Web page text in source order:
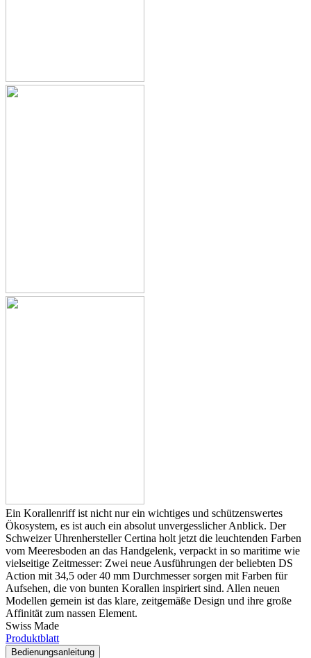
Ein Korallenriff ist nicht nur ein wichtiges und schützenswertes
Ökosystem, es ist auch ein absolut unvergesslicher Anblick. Der
Schweizer Uhrenhersteller Certina holt jetzt die leuchtenden Farben
vom Meeresboden an das Handgelenk, verpackt in so maritime wie
vielseitige Zeitmesser: Zwei neue Ausführungen der beliebten DS
Action mit 34,5 oder 40 mm Durchmesser sorgen mit Farben für
Aufsehen, die von bunten Korallen inspiriert sind. Allen neuen
Modellen gemein ist das klare, zeitgemäße Design und ihre große
Affinität zum nassen Element.
Swiss Made
Produktblatt
Bedienungsanleitung